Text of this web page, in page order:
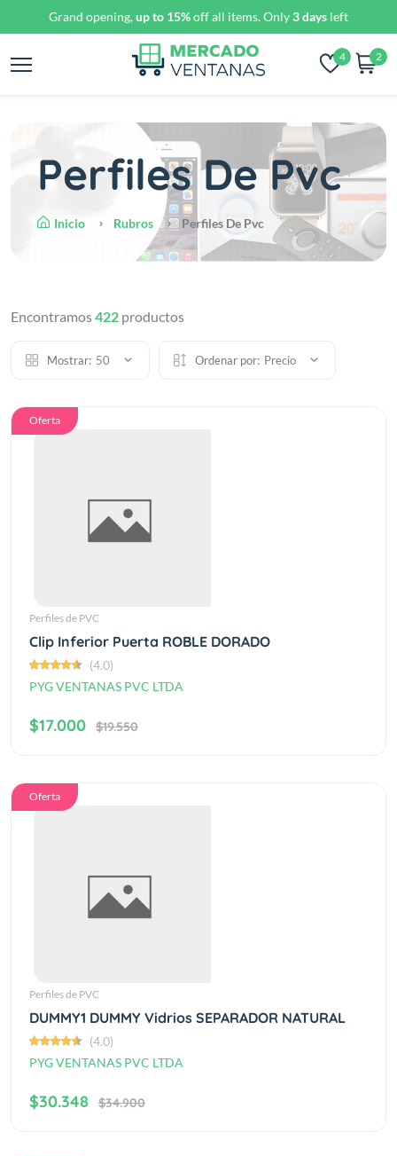
Grand opening,up to 15%off all items. Only3 days left
4 2
Perfiles De Pvc
Inicio Rubros Perfiles De Pvc
Encontramos422 productos
Mostrar: 50 Ordenar por: Precio
Oferta
Perfiles de PVC
Clip Inferior Puerta ROBLE DORADO
(4.0)
PYG VENTANAS PVC LTDA
$17.000 $19.550
Oferta
Perfiles de PVC
DUMMY1 DUMMY Vidrios SEPARADOR NATURAL
(4.0)
PYG VENTANAS PVC LTDA
$30.348 $34.900